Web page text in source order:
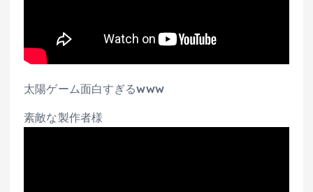
太陽ゲーム面白すぎるwww
素敵な製作者様